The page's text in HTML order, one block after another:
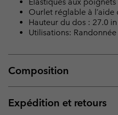
Élastiques aux poignets
Ourlet réglable à l’aide
Hauteur du dos : 27.0
Utilisations: Randonnée
Composition
Expédition et retours